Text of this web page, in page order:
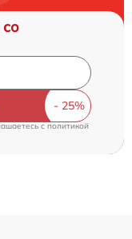
cполитикой